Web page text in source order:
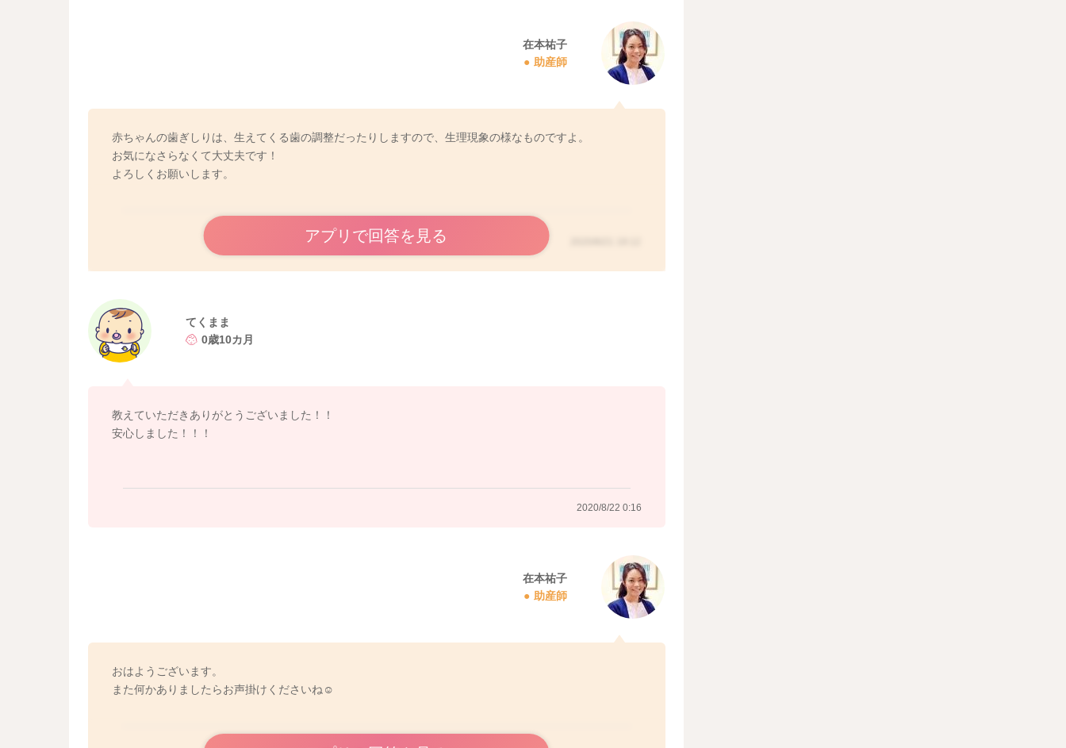
在本祐子
助産師
赤ちゃんの歯ぎしりは、生えてくる歯の調整だったりしますので、生理現象の様なものですよ。
お気になさらなくて大丈夫です！
よろしくお願いします。
アプリで回答を見る
てくまま
0歳10カ月
教えていただきありがとうございました！！
安心しました！！！
2020/8/22 0:16
在本祐子
助産師
おはようございます。
また何かありましたらお声掛けくださいね☺︎